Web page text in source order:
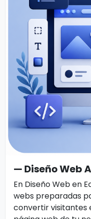
— Diseño Web
En Diseño Web en
webs preparadas
convertir visitantes